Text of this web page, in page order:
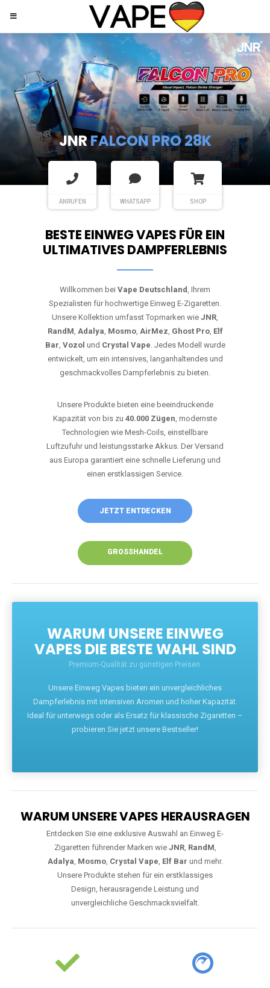
JNRSHISHA HOOKAH MAX
ANRUFEN WHATSAPP SHOP
BESTE EINWEG VAPES FÜR EIN
ULTIMATIVES DAMPFERLEBNIS
Willkommen bei Vape Deutschland, Ihrem
Spezialisten für hochwertige Einweg E-Zigaretten.
Unsere Kollektion umfasst Topmarken wie JNR,
RandM, Adalya, Mosmo, AirMez, Ghost Pro, Elf
Bar, Vozol und Crystal Vape. Jedes Modell wurde
entwickelt, um ein intensives, langanhaltendes und
geschmackvolles Dampferlebnis zu bieten.
Unsere Produkte bieten eine beeindruckende
Kapazität von bis zu 40.000 Zügen, modernste
Technologien wie Mesh-Coils, einstellbare
Luftzufuhr und leistungsstarke Akkus. Der Versand
aus Europa garantiert eine schnelle Lieferung und
einen erstklassigen Service.
JETZT ENTDECKEN
GROSSHANDEL
WARUM UNSERE EINWEG
VAPES DIE BESTE WAHL SIND
Premium-Qualität zu günstigen Preisen.
Unsere Einweg Vapes bieten ein unvergleichliches
Dampferlebnis mit intensiven Aromen und hoher Kapazität.
Ideal für unterwegs oder als Ersatz für klassische Zigaretten –
probieren Sie jetzt unsere Bestseller!
WARUM UNSERE VAPES HERAUSRAGEN
Entdecken Sie eine exklusive Auswahl an Einweg E-
Zigaretten führender Marken wie JNR, RandM,
Adalya, Mosmo, Crystal Vape, Elf Bar und mehr.
Unsere Produkte stehen für ein erstklassiges
Design, herausragende Leistung und
unvergleichliche Geschmacksvielfalt.